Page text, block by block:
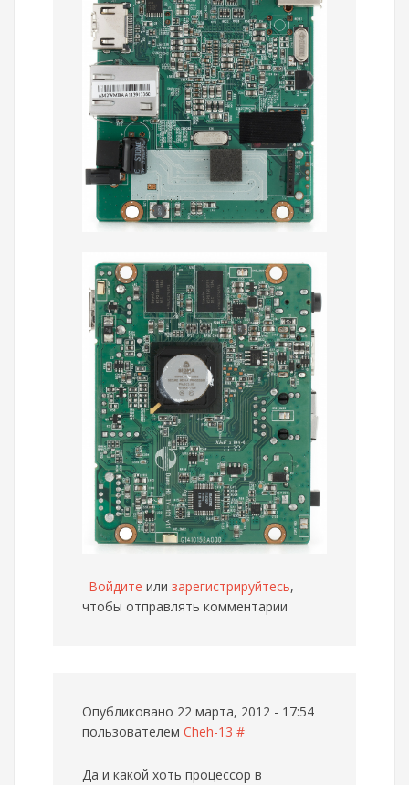
Войдите или зарегистрируйтесь,
чтобы отправлять комментарии
Опубликовано 22 марта, 2012 - 17:54
пользователем Cheh-13 #
Да и какой хоть процессор в